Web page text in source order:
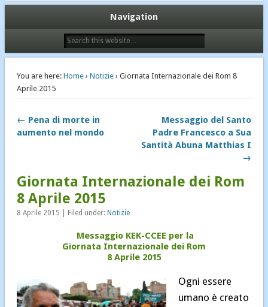
Emergenza profughi
Fondazione Migrantes
Immigrazione
Notizie
Senza categoria
Navigation
You are here: Home› Notizie› Giornata Internazionale dei Rom 8
Aprile 2015
← Pena di morte in
aumento nel mondo
Messaggio del Santo
Padre Francesco a Sua
Santità Abuna Matthias I
→
Giornata Internazionale dei Rom
8 Aprile 2015
8 Aprile 2015 | Filed under: Notizie
Messaggio KEK-CCEE per la
Giornata Internazionale dei Rom
8 Aprile 2015
Ogni essere
umano è creato